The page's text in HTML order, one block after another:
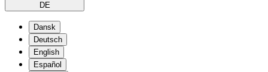
DE
Dansk
Deutsch
English
Español